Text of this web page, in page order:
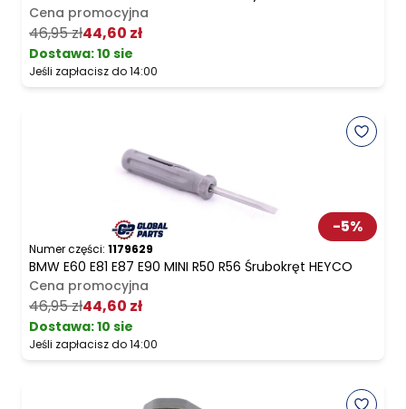
Cena promocyjna
46,95 zł44,60 zł
Dostawa:10 sie
Jeśli zapłacisz do 14:00
-5%
Numer części: 1179629
BMW E60 E81 E87 E90 MINI R50 R56 Śrubokręt HEYCO
Cena promocyjna
46,95 zł44,60 zł
Dostawa:10 sie
Jeśli zapłacisz do 14:00